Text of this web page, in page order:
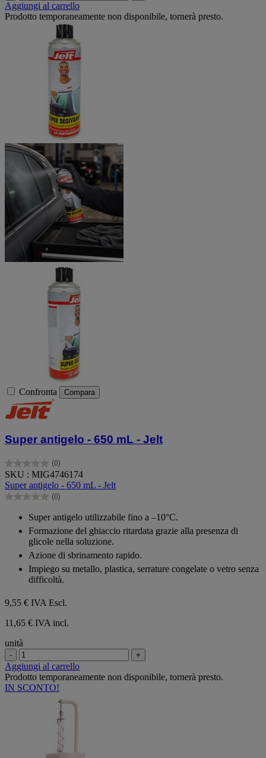
Aggiungi al carrello
Prodotto temporaneamente non disponibile, tornerà presto.
Confronta Compara
Super antigelo - 650 mL - Jelt
(0)
0.0
su
5
stelle.
SKU : MIG4746174
Super antigelo - 650 mL - Jelt
(0)
0.0
stelle.
Super antigelo utilizzabile fino a –10°C.
Formazione del ghiaccio ritardata grazie alla presenza di
glicole nella soluzione.
Azione di sbrinamento rapido.
Impiego su metallo, plastica, serrature congelate o vetro senza
difficoltà.
9,55 € IVA Escl.
11,65 € IVA incl.
unità
- +
Aggiungi al carrello
Prodotto temporaneamente non disponibile, tornerà presto.
IN SCONTO!